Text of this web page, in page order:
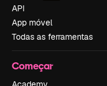
API
App móvel
Todas as ferramentas
Começar